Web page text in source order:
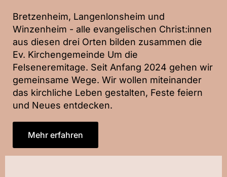
Bretzenheim, Langenlonsheim und
Winzenheim - alle evangelischen Christ:innen
aus diesen drei Orten bilden zusammen die
Ev. Kirchengemeinde Um die
Felseneremitage. Seit Anfang 2024 gehen wir
gemeinsame Wege. Wir wollen miteinander
das kirchliche Leben gestalten, Feste feiern
und Neues entdecken.
Mehr erfahren